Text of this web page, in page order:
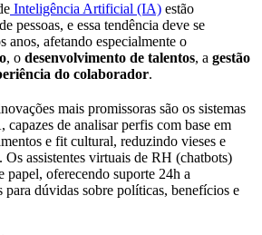
Inteligência Artificial (IA) estão
pessoas, e essa tendência deve se
anos, afetando especialmente o
, o desenvolvimento de talentos, a gestão
do colaborador.
mais promissoras são os sistemas
de analisar perfis com base em
e fit cultural, reduzindo vieses e
Os assistentes virtuais de RH (chatbots)
papel, oferecendo suporte 24h a
para dúvidas sobre políticas, benefícios e